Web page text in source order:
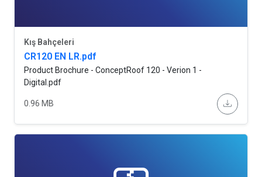
Kış Bahçeleri
CR120 EN LR.pdf
Product Brochure - ConceptRoof 120 - Verion 1 -
Digital.pdf
0.96 MB